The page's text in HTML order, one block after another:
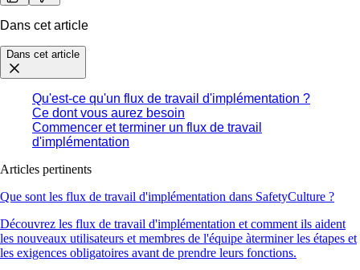
Dans cet article
Dans cet article
Qu'est-ce qu'un flux de travail d'implémentation ?
Ce dont vous aurez besoin
Commencer et terminer un flux de travail
d'implémentation
Articles pertinents
Que sont les flux de travail d'implémentation dans SafetyCulture ?
Découvrez les flux de travail d'implémentation et comment ils aident
les nouveaux utilisateurs et membres de l'équipe àterminer les étapes et
les exigences obligatoires avant de prendre leurs fonctions.